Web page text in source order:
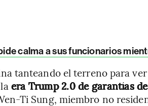
calma a sus funcionarios
tanteando el terreno para
era Trump 2.0 de garantías
Ti Sung, miembro no